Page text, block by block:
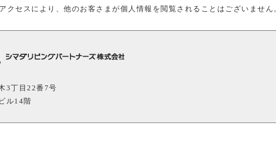
クセスにより、他のお客さまが個人情報を閲覧されることはございません
3丁目22番7号
ル14階